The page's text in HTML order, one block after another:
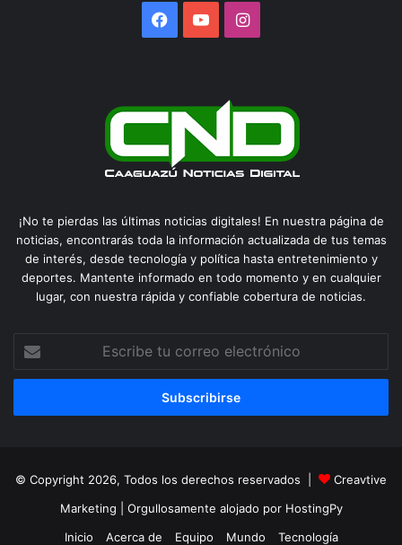
Facebook
YouTubeInstagram
¡No te pierdas las últimas noticias digitales! En nuestra página de
noticias, encontrarás toda la información actualizada de tus temas
de interés, desde tecnología y política hasta entretenimiento y
deportes. Mantente informado en todo momento y en cualquier
lugar, con nuestra rápida y confiable cobertura de noticias.
correo
© Copyright 2026, Todos los derechos reservados |
Creavtive
Marketing | Orgullosamente alojado por HostingPy
Inicio
Acerca de Equipo Mundo Tecnología